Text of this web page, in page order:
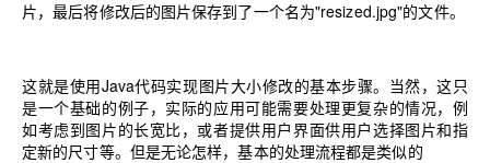
片，最后将修改后的图片保存到了一个名为"resized.jpg"的文件。
这就是使用Java代码实现图片大小修改的基本步骤。当然，这只
是一个基础的例子，实际的应用可能需要处理更复杂的情况，例
如考虑到图片的长宽比，或者提供用户界面供用户选择图片和指
定新的尺寸等。但是无论怎样，基本的处理流程都是类似的